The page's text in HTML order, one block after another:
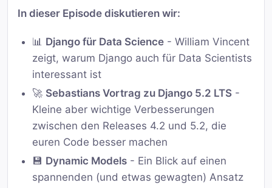
In dieser Episode diskutieren wir:
📊 Django für Data Science - William Vincent
zeigt, warum Django auch für Data Scientists
interessant ist
🚀 Sebastians Vortrag zu Django 5.2 LTS -
Kleine aber wichtige Verbesserungen
zwischen den Releases 4.2 und 5.2, die
euren Code besser machen
💾 Dynamic Models - Ein Blick auf einen
spannenden (und etwas gewagten) Ansatz